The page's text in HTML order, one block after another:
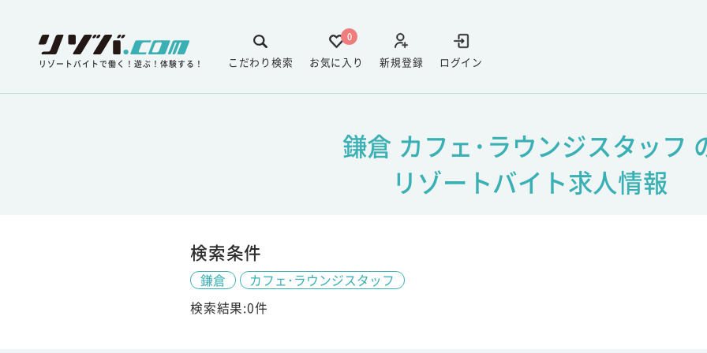
リゾートバイトで働く！遊ぶ！体験する！ ログイン
新規登録
0
お気に入り
こだわり検索
鎌倉 カフェ･ラウンジスタッフ
リゾートバイト求人情報
検索条件
鎌倉
カフェ･ラウンジスタッフ
検索結果:0件